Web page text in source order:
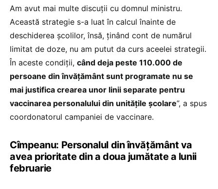
Am avut mai multe discuții cu domnul ministru.
Această strategie s-a luat în calcul înainte de
deschiderea școlilor, însă, ținând cont de numărul
limitat de doze, nu am putut da curs aceelei strategii.
În aceste condiții, când deja peste 110.000 de
persoane din învățământ sunt programate nu se
mai justifica crearea unor linii separate pentru
vaccinarea personalului din unitățile școlare”, a spus
coordonatorul campaniei de vaccinare.
Cîmpeanu: Personalul din învățământ va
avea prioritate din a doua jumătate a lunii
februarie